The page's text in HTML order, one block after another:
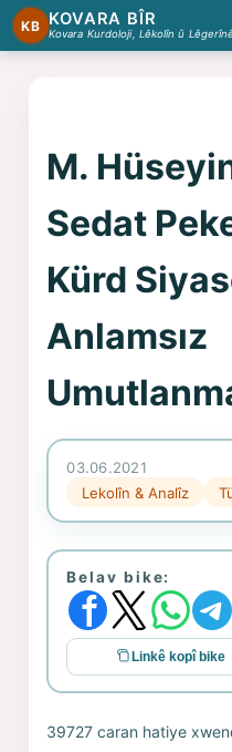
KB KOVARA BÎR
Kovara Kurdoloji, Lêkolîn û Lêgerînê
M.
Sedat
Kürd
Anlamsız
03.06.2021
Lekolîn & Analîz
Belav bike:
Linkê kopî bike
39727 caran hatiye